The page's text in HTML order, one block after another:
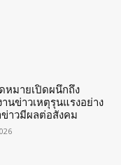
หมายเปิดผนึกถึง
นข่าวเหตุรุนแรงอย่าง
าวมีผลต่อสังคม